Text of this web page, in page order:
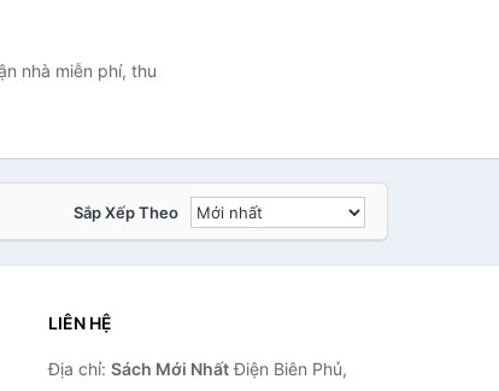
nhà miễn phí, thu
Sắp Xếp Theo
LIÊN HỆ
Địa chỉ: Sách Mới NhấtĐiện Biên Phủ,